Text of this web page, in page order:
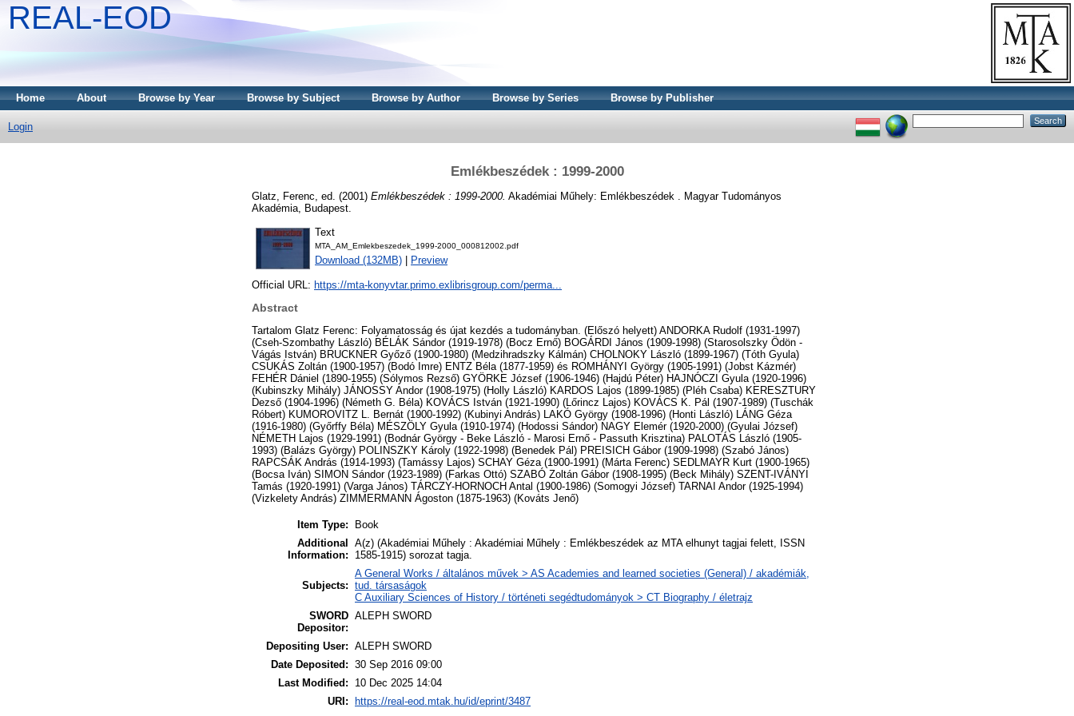
REAL-EOD
Home About Browse by Year Browse by Subject Browse by Author Browse by Series Browse by Publisher
Login
Emlékbeszédek : 1999-2000
Glatz, Ferenc , ed. (2001) Emlékbeszédek : 1999-2000. Akadémiai Műhely: Emlékbeszédek . Magyar Tudományos
Akadémia, Budapest.
Text
MTA_AM_Emlekbeszedek_1999-2000_000812002.pdf
Download (132MB) Preview
Official URL: https://mta-konyvtar.primo.exlibrisgroup.com/perma...
Abstract
Tartalom Glatz Ferenc: Folyamatosság és újat kezdés a tudományban. (Előszó helyett) ANDORKA Rudolf (1931-1997)
(Cseh-Szombathy László) BÉLÁK Sándor (1919-1978) (Bocz Ernő) BOGÁRDI János (1909-1998) (Starosolszky Ödön -
Vágás István) BRUCKNER Győző (1900-1980) (Medzihradszky Kálmán) CHOLNOKY László (1899-1967) (Tóth Gyula)
CSUKÁS Zoltán (1900-1957) (Bodó Imre) ENTZ Béla (1877-1959) és ROMHÁNYI György (1905-1991) (Jobst Kázmér)
FEHÉR Dániel (1890-1955) (Sólymos Rezső) GYÖRKE József (1906-1946) (Hajdú Péter) HAJNÓCZI Gyula (1920-1996)
(Kubinszky Mihály) JÁNOSSY Andor (1908-1975) (Holly László) KARDOS Lajos (1899-1985) (Pléh Csaba) KERESZTURY
Dezső (1904-1996) (Németh G. Béla) KOVÁCS István (1921-1990) (Lőrincz Lajos) KOVÁCS K. Pál (1907-1989) (Tuschák
Róbert) KUMOROVITZ L. Bernát (1900-1992) (Kubinyi András) LAKÓ György (1908-1996) (Honti László) LÁNG Géza
(1916-1980) (Győrffy Béla) MÉSZÖLY Gyula (1910-1974) (Hodossi Sándor) NAGY Elemér (1920-2000) (Gyulai József)
NÉMETH Lajos (1929-1991) (Bodnár György - Beke László - Marosi Ernő - Passuth Krisztina) PALOTÁS László (1905-
1993) (Balázs György) POLINSZKY Károly (1922-1998) (Benedek Pál) PREISICH Gábor (1909-1998) (Szabó János)
RAPCSÁK András (1914-1993) (Tamássy Lajos) SCHAY Géza (1900-1991) (Márta Ferenc) SEDLMAYR Kurt (1900-1965)
(Bocsa Iván) SIMON Sándor (1923-1989) (Farkas Ottó) SZABÓ Zoltán Gábor (1908-1995) (Beck Mihály) SZENT-IVÁNYI
Tamás (1920-1991) (Varga János) TÁRCZY-HORNOCH Antal (1900-1986) (Somogyi József) TARNAI Andor (1925-1994)
(Vizkelety András) ZIMMERMANN Ágoston (1875-1963) (Kováts Jenő)
Item Type:
Book
Additional
Information:
A(z) (Akadémiai Műhely : Akadémiai Műhely : Emlékbeszédek az MTA elhunyt tagjai felett, ISSN
1585-1915) sorozat tagja.
Subjects:
A General Works / általános művek > AS Academies and learned societies (General) / akadémiák,
tud. társaságok
C Auxiliary Sciences of History / történeti segédtudományok > CT Biography / életrajz
SWORD
Depositor:
ALEPH SWORD
Depositing User: ALEPH SWORD
Date Deposited: 30 Sep 2016 09:00
Last Modified:
10 Dec 2025 14:04
URI:
https://real-eod.mtak.hu/id/eprint/3487